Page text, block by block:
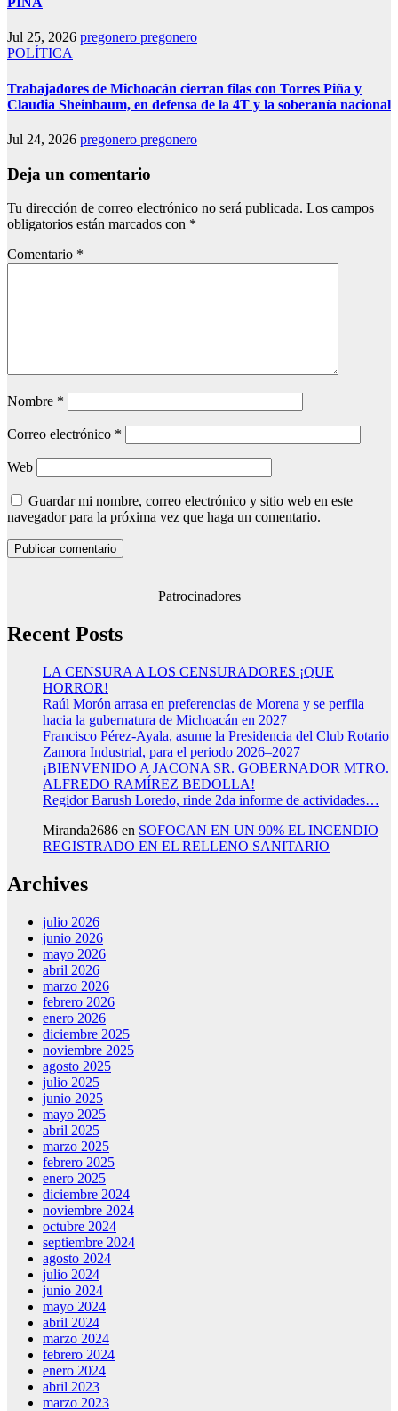
Jul 25, 2026 pregonero pregonero
POLÍTICA
Trabajadores de Michoacán cierran filas con Torres Piña y
Claudia Sheinbaum, en defensa de la 4T y la soberanía nacional
Jul 24, 2026 pregonero pregonero
Deja un comentario
Tu dirección de correo electrónico no será publicada. Los campos
obligatorios están marcados con *
Comentario *
Nombre *
Correo electrónico *
Web
Guardar mi nombre, correo electrónico y sitio web en este
navegador para la próxima vez que haga un comentario.
Patrocinadores
Recent Posts
LA CENSURA A LOS CENSURADORES ¡QUE
HORROR!
Raúl Morón arrasa en preferencias de Morena y se perfila
hacia la gubernatura de Michoacán en 2027
Francisco Pérez-Ayala, asume la Presidencia del Club Rotario
Zamora Industrial, para el periodo 2026–2027
¡BIENVENIDO A JACONA SR. GOBERNADOR MTRO.
ALFREDO RAMÍREZ BEDOLLA!
Regidor Barush Loredo, rinde 2da informe de actividades…
Miranda2686 en SOFOCAN EN UN 90% EL INCENDIO
REGISTRADO EN EL RELLENO SANITARIO
Archives
julio 2026
junio 2026
mayo 2026
abril 2026
marzo 2026
febrero 2026
enero 2026
diciembre 2025
noviembre 2025
agosto 2025
julio 2025
junio 2025
mayo 2025
abril 2025
marzo 2025
febrero 2025
enero 2025
diciembre 2024
noviembre 2024
octubre 2024
septiembre 2024
agosto 2024
julio 2024
junio 2024
mayo 2024
abril 2024
marzo 2024
febrero 2024
enero 2024
abril 2023
marzo 2023